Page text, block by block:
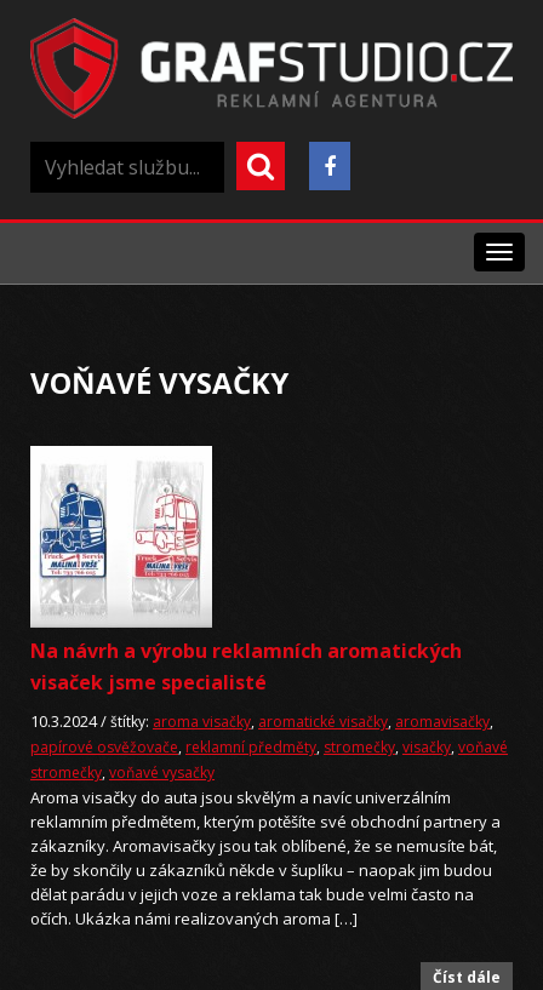
Menu
VOŇAVÉ VYSAČKY
Na návrh a výrobu reklamních aromatických
visaček jsme specialisté
10.3.2024 /štítky: aroma visačky, aromatické visačky, aromavisačky,
papírové osvěžovače, reklamní předměty, stromečky,visačky,voňavé
stromečky,voňavé vysačky
Aroma visačky do auta jsou skvělým a navíc univerzálním
reklamním předmětem, kterým potěšíte své obchodní partnery a
zákazníky. Aromavisačky jsou tak oblíbené, že se nemusíte bát,
že by skončily u zákazníků někde v šuplíku – naopak jim budou
dělat parádu v jejich voze a reklama tak bude velmi často na
očích. Ukázka námi realizovaných aroma […]
Číst dále